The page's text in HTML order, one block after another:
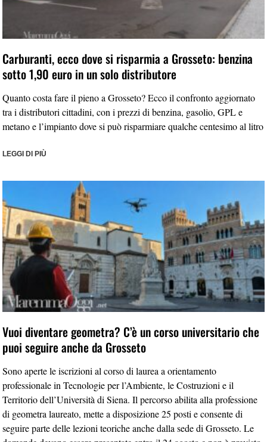
Carburanti, ecco dove si risparmia a Grosseto: benzina
sotto 1,90 euro in un solo distributore
Quanto costa fare il pieno a Grosseto? Ecco il confronto aggiornato
tra i distributori cittadini, con i prezzi di benzina, gasolio, GPL e
metano e l’impianto dove si può risparmiare qualche centesimo al litro
LEGGI DI PIÙ
Vuoi diventare geometra? C’è un corso universitario che
puoi seguire anche da Grosseto
Sono aperte le iscrizioni al corso di laurea a orientamento
professionale in Tecnologie per l’Ambiente, le Costruzioni e il
Territorio dell’Università di Siena. Il percorso abilita alla professione
di geometra laureato, mette a disposizione 25 posti e consente di
seguire parte delle lezioni teoriche anche dalla sede di Grosseto. Le